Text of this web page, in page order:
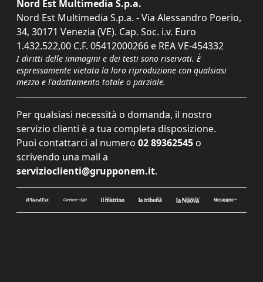
Nord Est Multimedia S.p.a.
Nord Est Multimedia S.p.a. - Via Alessandro Poerio,
34, 30171 Venezia (VE). Cap. Soc. i.v. Euro
1.432.522,00 C.F. 05412000266 e REA VE-454332
I diritti delle immagini e dei testi sono riservati. È
espressamente vietata la loro riproduzione con qualsiasi
mezzo e l'adattamento totale o parziale.
Per qualsiasi necessità o domanda, il nostro
servizio clienti è a tua completa disposizione.
Puoi contattarci al numero 02 89362545 o
scrivendo una mail a
servizioclienti@grupponem.it.